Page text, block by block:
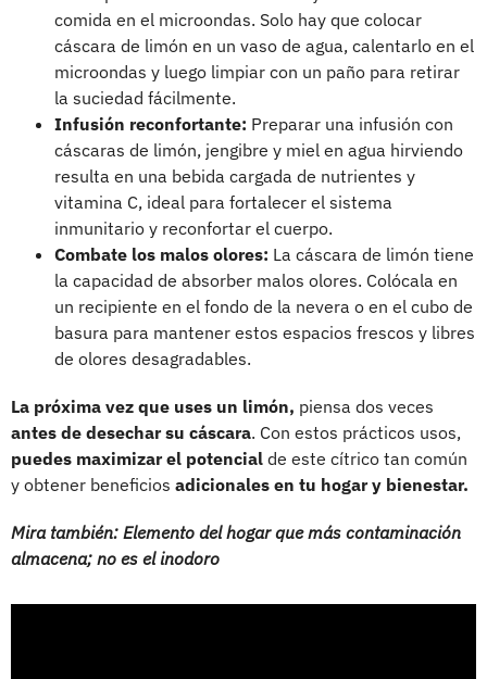
comida en el microondas. Solo hay que colocar
cáscara de limón en un vaso de agua, calentarlo en el
microondas y luego limpiar con un paño para retirar
la suciedad fácilmente.
Infusión reconfortante: Preparar una infusión con
cáscaras de limón, jengibre y miel en agua hirviendo
resulta en una bebida cargada de nutrientes y
vitamina C, ideal para fortalecer el sistema
inmunitario y reconfortar el cuerpo.
Combate los malos olores: La cáscara de limón tiene
la capacidad de absorber malos olores. Colócala en
un recipiente en el fondo de la nevera o en el cubo de
basura para mantener estos espacios frescos y libres
de olores desagradables.
La próxima vez que uses un limón, piensa dos veces
antes de desechar su cáscara. Con estos prácticos usos,
puedes maximizar el potencial de este cítrico tan común
y obtener beneficios adicionales en tu hogar y bienestar.
Mira también: Elemento del hogar que más contaminación
almacena; no es el inodoro